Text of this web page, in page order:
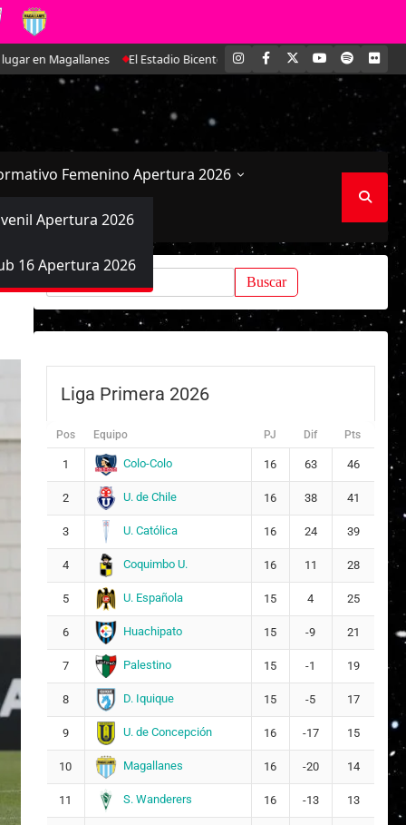
El Estadio Bicentenario de La Florida coronó a las campeonas del
INSTAGRAM
FACEBOOK YOUTUBE
SPOTIFY
Femenino Apertura 2026
Apertura 2026
16 Apertura 2026
Buscar:
Liga Primera 2026
Pos Equipo PJ Dif Pts
1 Colo-Colo 16 63 46
2 U. de Chile 16 38 41
3 U. Católica 16 24 39
4 Coquimbo U. 16 11 28
5 U. Española 15 4 25
6 Huachipato 15 -9 21
7 Palestino 15 -1 19
8 D. Iquique 15 -5 17
9 U. de Concepción 16 -17 15
10 Magallanes 16 -20 14
11 S. Wanderers 16 -13 13